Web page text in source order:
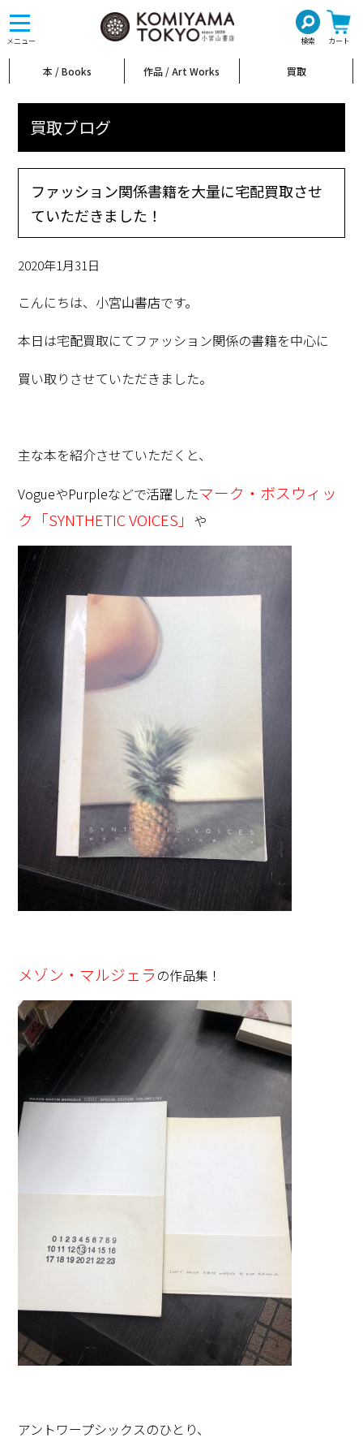
メニュー 検索 カート
toggle
navigation
本 / Books 作品 / Art Works 買取
買取ブログ
ファッション関係書籍を大量に宅配買取させ
ていただきました！
2020年1月31日
こんにちは、小宮山書店です。
本日は宅配買取にてファッション関係の書籍を中心に
買い取りさせていただきました。
主な本を紹介させていただくと、
VogueやPurpleなどで活躍したマーク・ボスウィッ
ク「SYNTHETIC VOICES」 や
メゾン・マルジェラ の作品集！
アントワープシックスのひとり、